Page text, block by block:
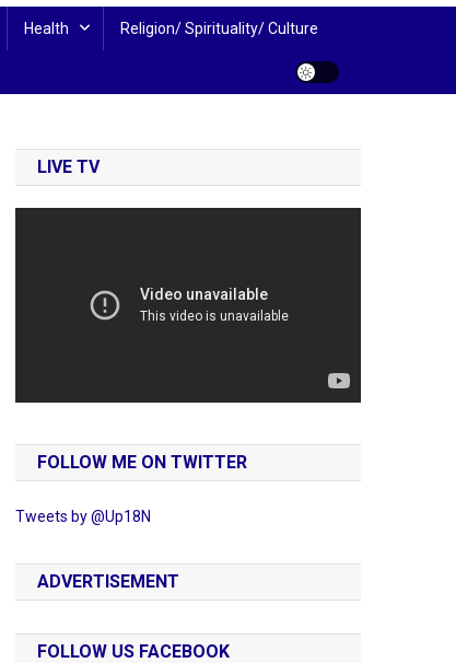
Health Religion/ Spirituality/ Culture
LIVE TV
FOLLOW ME ON TWITTER
Tweets by @Up18N
ADVERTISEMENT
FOLLOW US FACEBOOK